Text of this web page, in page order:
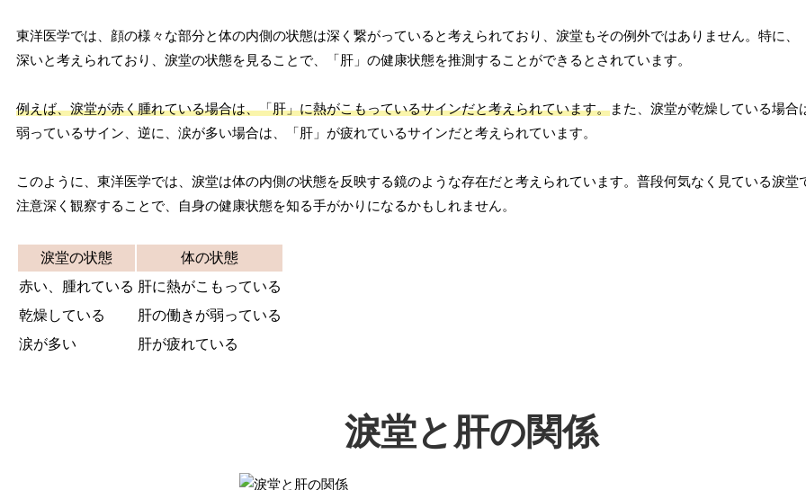
東洋医学では、顔の様々な部分と体の内側の状態は深く繋がっていると考えられており、淚堂もその例外ではありません。特に、
深いと考えられており、淚堂の状態を見ることで、「肝」の健康状態を推測することができるとされています。
例えば、淚堂が赤く腫れている場合は、「肝」に熱がこもっているサインだと考えられています。また、淚堂が乾燥している場合
弱っているサイン、逆に、涙が多い場合は、「肝」が疲れているサインだと考えられています。
このように、東洋医学では、淚堂は体の内側の状態を反映する鏡のような存在だと考えられています。普段何気なく見ている淚堂
注意深く観察することで、自身の健康状態を知る手がかりになるかもしれません。
淚堂の状態
体の状態
赤い、腫れている 肝に熱がこもっている
乾燥している
肝の働きが弱っている
涙が多い
肝が疲れている
淚堂と肝の関係